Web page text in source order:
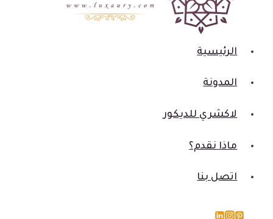
الرئيسية
المدونة
لاكشري للديكور
ماذا نقدم؟
اتصل بنا